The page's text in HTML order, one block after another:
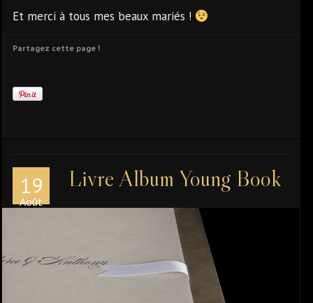
Et merci à tous mes beaux mariés !
Partagez cette page !
19
Août
Livre Album Young Book